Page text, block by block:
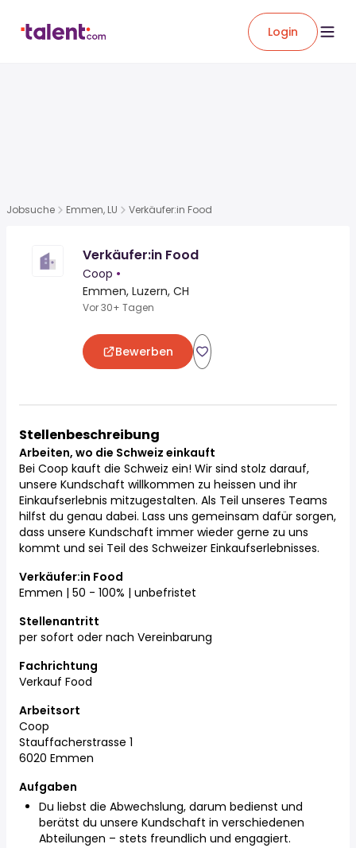
Login
Jobsuche Emmen, LU Verkäufer:in Food
Verkäufer:in Food
Coop •
Emmen, Luzern, CH
Vor 30+ Tagen
Bewerben
Stellenbeschreibung
Arbeiten, wo die Schweiz einkauft
Bei Coop kauft die Schweiz ein! Wir sind stolz darauf,
unsere Kundschaft willkommen zu heissen und ihr
Einkaufserlebnis mitzugestalten. Als Teil unseres Teams
hilfst du genau dabei. Lass uns gemeinsam dafür sorgen,
dass unsere Kundschaft immer wieder gerne zu uns
kommt und sei Teil des Schweizer Einkaufserlebnisses.
Verkäufer:in Food
Emmen | 50 - 100% | unbefristet
Stellenantritt
per sofort oder nach Vereinbarung
Fachrichtung
Verkauf Food
Arbeitsort
Coop
Stauffacherstrasse 1
6020 Emmen
Aufgaben
Du liebst die Abwechslung, darum bedienst und
berätst du unsere Kundschaft in verschiedenen
Abteilungen – stets freundlich und engagiert.